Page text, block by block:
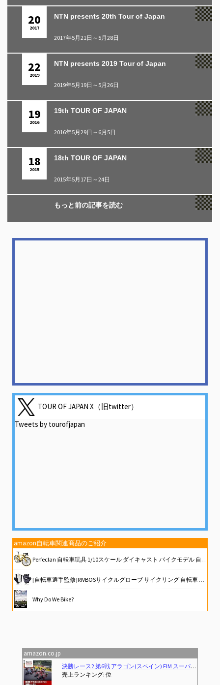
NTN presents 20th Tour of Japan
2017年5月21日～5月28日
20
2017
NTN presents 2019 Tour of Japan
2019年5月19日～5月26日
22
2019
19th TOUR OF JAPAN
2016年5月29日～6月5日
19
2016
18th TOUR OF JAPAN
2015年5月17日～24日
18
2015
もっと前の記事を読む
TOUR OF JAPAN X（旧twitter）
Tweets by tourofjapan
amazon自転車関連商品のご紹介
Perfeclan 自転車玩具 1/10スケール ダイキャスト バイクモデル 自転車モデル 合金レーシング 全12カラー, 黄色#3
[自転車選手監修]RIVBOSサイクルグローブ サイクリング 自転車 ロードバイク グローブ 手袋 3D 立体 指切り gel入り 耐磨耗性 伸縮性 通気性 男女兼用 夏用 CHG001
Why Do We Bike?
amazon.co.jp
ーパーバイク/スーパースポーツ世界選手権 2026
自転車で100kmをラクに走る ~ロードバイクでもっと距離を伸ばしたい人に (
Previous Next